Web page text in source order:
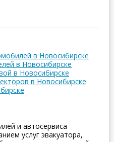
в Новосибирске
в Новосибирске
в Новосибирске
в Новосибирске
и автосервиса
услуг эвакуатора,